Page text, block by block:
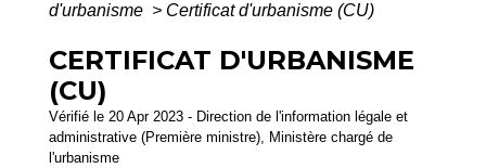
d'urbanisme > Certificat d'urbanisme (CU)
CERTIFICAT D'URBANISME
(CU)
Vérifié le 20 Apr 2023 - Direction de l'information légale et
administrative (Première ministre), Ministère chargé de
l'urbanisme